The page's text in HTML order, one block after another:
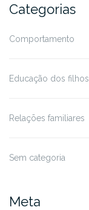
Categorias
Comportamento
Educação dos filhos
Relações familiares
Sem categoria
Meta